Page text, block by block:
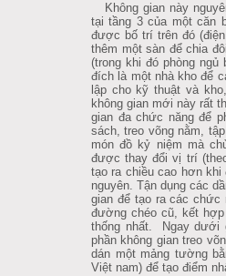
Không gian này
tại tầng 3 của một căn
được bố trí trên đó
thêm một sàn để chia
(trong khi đó phòng
đích là một nhà kho để
lập cho kỹ thuật và
không gian mới này rất
gian đa chức năng để
sách, treo võng nằm,
món đồ kỷ niệm mà
được thay đổi vị trí
tạo ra chiều cao hơn
nguyên. Tận dụng các
gian để tạo ra các chức
đường chéo cũ, kết
thống nhất. Ngay dưới
phần không gian treo
dán một mảng tường
Việt nam) để tạo điểm